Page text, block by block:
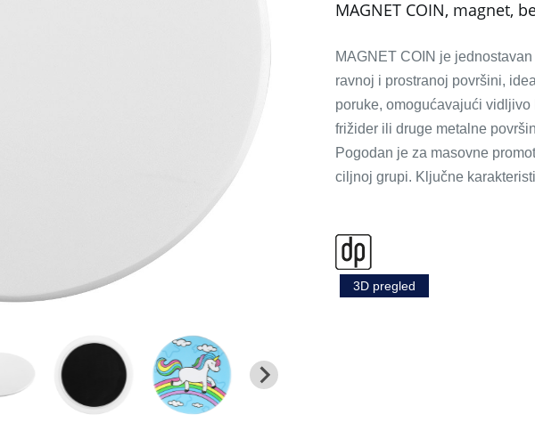
MAGNET COIN, magnet,
MAGNET COIN je
ravnoj i prostranoj površini,
poruke, omogućavajući
frižider ili druge metalne
Pogodan je za masovne
ciljnoj grupi. Ključne
3D pregled